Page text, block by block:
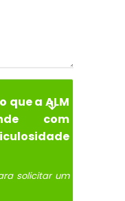
que a ALM
com
solicitar um